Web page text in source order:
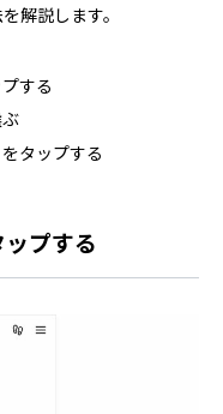
解説します。
する
タップする
プする